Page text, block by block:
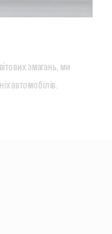
змагань, ми
автомобілів.